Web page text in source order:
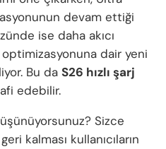
devam ettiği
ise daha akıcı
dair yeni
Bu da S26 hızlı şarj
edebilir.
Sizce
kalması kullanıcıların